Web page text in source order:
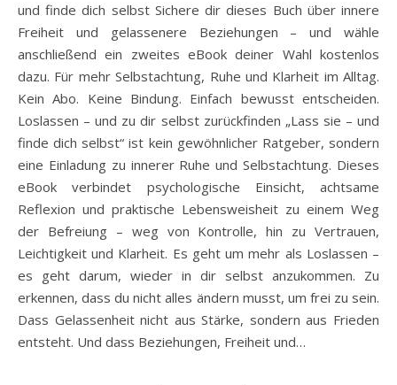
und finde dich selbst Sichere dir dieses Buch über innere
Freiheit und gelassenere Beziehungen – und wähle
anschließend ein zweites eBook deiner Wahl kostenlos
dazu. Für mehr Selbstachtung, Ruhe und Klarheit im Alltag.
Kein Abo. Keine Bindung. Einfach bewusst entscheiden.
Loslassen – und zu dir selbst zurückfinden „Lass sie – und
finde dich selbst“ ist kein gewöhnlicher Ratgeber, sondern
eine Einladung zu innerer Ruhe und Selbstachtung. Dieses
eBook verbindet psychologische Einsicht, achtsame
Reflexion und praktische Lebensweisheit zu einem Weg
der Befreiung – weg von Kontrolle, hin zu Vertrauen,
Leichtigkeit und Klarheit. Es geht um mehr als Loslassen –
es geht darum, wieder in dir selbst anzukommen. Zu
erkennen, dass du nicht alles ändern musst, um frei zu sein.
Dass Gelassenheit nicht aus Stärke, sondern aus Frieden
entsteht. Und dass Beziehungen, Freiheit und…